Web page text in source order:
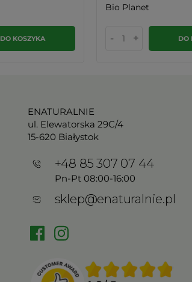
DO KOSZYKA
Bio Planet
- + DO
ENATURALNIE
ul. Elewatorska 29C/4
15-620 Białystok
+48 85 307 07 44
Pn-Pt 08:00-16:00
sklep@enaturalnie.pl